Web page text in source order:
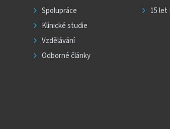
Spolupráce
Klinické studie
Vzdělávání
Odborné články
15 let